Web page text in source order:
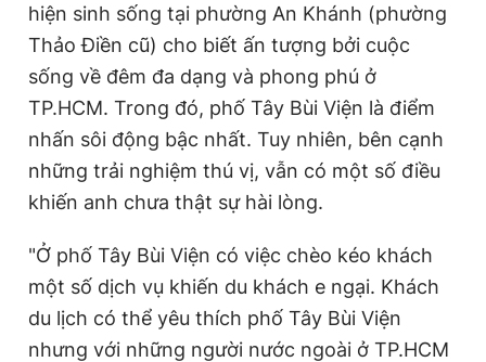
hiện sinh sống tại phường An Khánh (phường
Thảo Điền cũ) cho biết ấn tượng bởi cuộc
sống về đêm đa dạng và phong phú ở
TP.HCM. Trong đó, phố Tây Bùi Viện là điểm
nhấn sôi động bậc nhất. Tuy nhiên, bên cạnh
những trải nghiệm thú vị, vẫn có một số điều
khiến anh chưa thật sự hài lòng.
"Ở phố Tây Bùi Viện có việc chèo kéo khách
một số dịch vụ khiến du khách e ngại. Khách
du lịch có thể yêu thích phố Tây Bùi Viện
nhưng với những người nước ngoài ở TP.HCM